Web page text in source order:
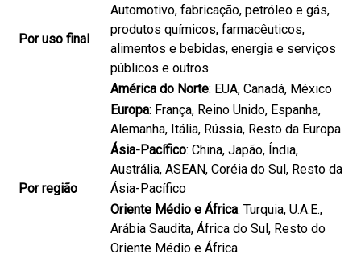
Por uso final
Automotivo, fabricação, petróleo e gás,
produtos químicos, farmacêuticos,
alimentos e bebidas, energia e serviços
públicos e outros
Por região
América do Norte: EUA, Canadá, México
Europa: França, Reino Unido, Espanha,
Alemanha, Itália, Rússia, Resto da Europa
Ásia-Pacífico: China, Japão, Índia,
Austrália, ASEAN, Coréia do Sul, Resto da
Ásia-Pacífico
Oriente Médio e África: Turquia, U.A.E.,
Arábia Saudita, África do Sul, Resto do
Oriente Médio e África